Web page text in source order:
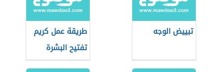
تبييض الوجه
طريقة عمل كريم
تفتيح البشرة
بالأعشاب